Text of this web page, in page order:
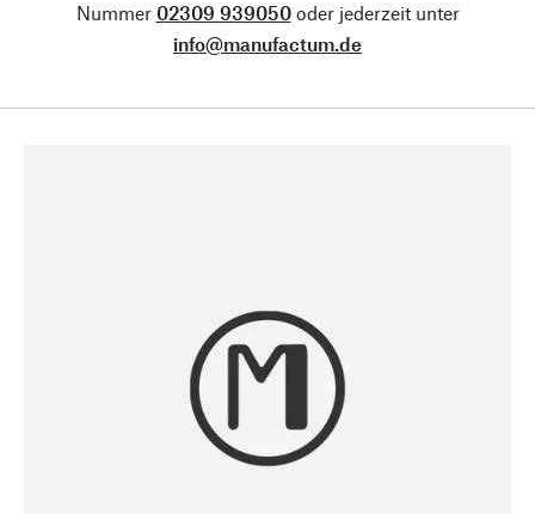
Nummer 02309 939050oder jederzeit unter
info@manufactum.de